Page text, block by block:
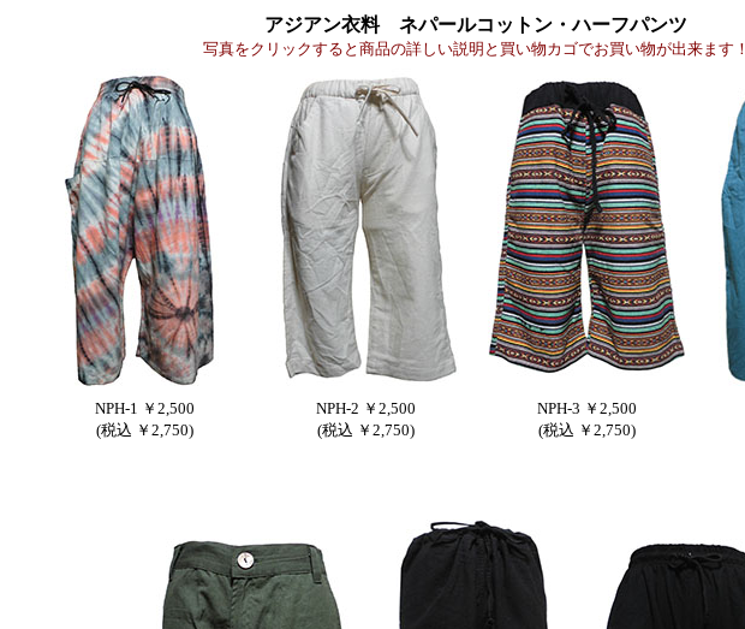
アジアン衣料 ネパールコットン・ハーフパンツ
写真をクリックすると商品の詳しい説明と買い物カゴでお買い物が出来ます
NPH-1 ￥2,500
(税込 ￥2,750)
NPH-2 ￥2,500
(税込 ￥2,750)
NPH-3 ￥2,500
(税込 ￥2,750)